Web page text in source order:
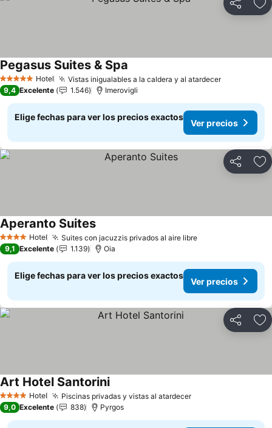
Compartir
5 Estrellas Hotel Vistas inigualables a la caldera y al atardecerVer precios
Pegasus Suites & Spa
9,4 Excelente 1.546 Imerovigli
Elige fechas para ver los precios exactos
Ver precios
Compartir
4 EstrellasHotel Suites con jacuzzis privados al aire libreVer precios
Aperanto SuitesVer precios
9,1 Excelente 1.139 Oia
Elige fechas para ver los precios exactos
Ver precios
Compartir
4 EstrellasHotel Piscinas privadas y vistas al atardecerVer precios
Art Hotel SantoriniVer precios
9,0 Excelente 838 Pyrgos